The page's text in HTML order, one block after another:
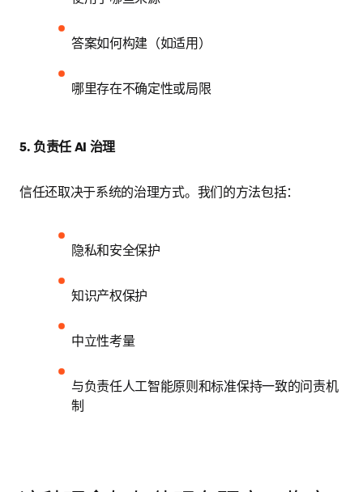
答案如何构建（如适用）
哪里存在不确定性或局限
5. 负责任 AI 治理
信任还取决于系统的治理方式。我们的方法包括：
隐私和安全保护
知识产权保护
中立性考量
与负责任人工智能原则和标准保持一致的问责机
制